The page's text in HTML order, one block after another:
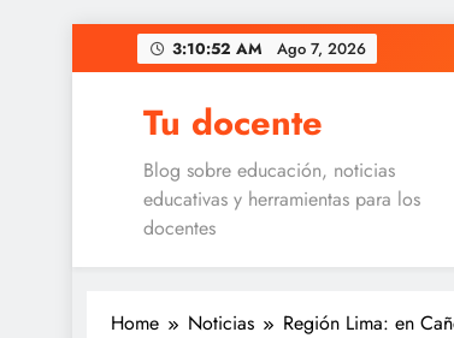
to
3:10:53 AM Ago 7, 2026
Tu docente
Blog sobre educación, noticias
educativas y herramientas para los
docentes
Home Noticias Región Lima: en